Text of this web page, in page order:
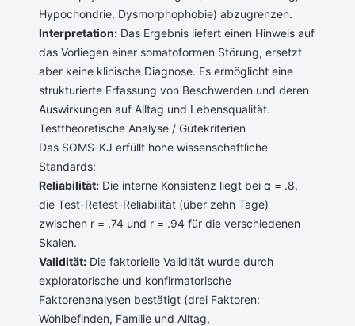
Hypochondrie, Dysmorphophobie) abzugrenzen.
Interpretation: Das Ergebnis liefert einen Hinweis auf
das Vorliegen einer somatoformen Störung, ersetzt
aber keine klinische Diagnose. Es ermöglicht eine
strukturierte Erfassung von Beschwerden und deren
Auswirkungen auf Alltag und Lebensqualität.
Testtheoretische Analyse / Gütekriterien
Das SOMS-KJ erfüllt hohe wissenschaftliche
Standards:
Reliabilität: Die interne Konsistenz liegt bei α = .8,
die Test-Retest-Reliabilität (über zehn Tage)
zwischen r = .74 und r = .94 für die verschiedenen
Skalen.
Validität: Die faktorielle Validität wurde durch
exploratorische und konfirmatorische
Faktorenanalysen bestätigt (drei Faktoren:
Wohlbefinden, Familie und Alltag,